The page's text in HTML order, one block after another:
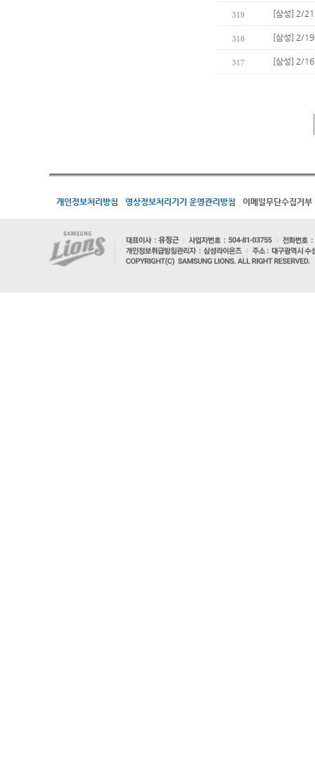
319 [삼성] 2/
318 [삼성] 2/
317 [삼성] 2/
개인정보처리방침 영상정보처리기기 운영관리방침 이메일무단수집거부